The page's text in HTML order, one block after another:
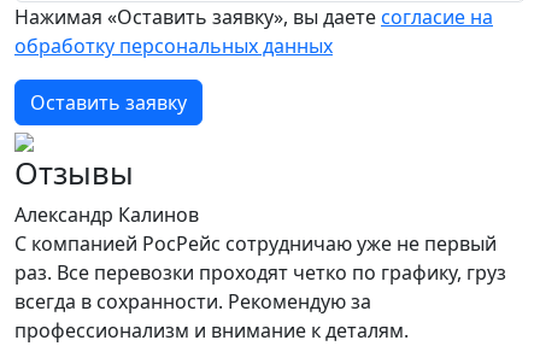
Нажимая «Оставить заявку», вы даетесогласие на
обработку персональных данных
Оставить заявку
Отзывы
Александр Калинов
С компанией РосРейс сотрудничаю уже не первый
раз. Все перевозки проходят четко по графику, груз
всегда в сохранности. Рекомендую за
профессионализм и внимание к деталям.